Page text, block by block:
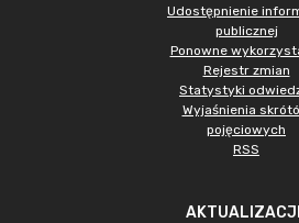
Udostępnienie
publicznej
Ponowne
Rejestr zmian
Statystyki
Wyjaśnienia
pojęciowych
RSS